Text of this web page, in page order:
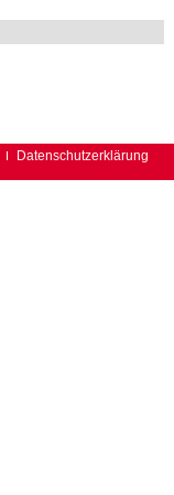
Datenschutzerklärung